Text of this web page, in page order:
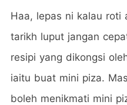
Haa, lepas ni kalau roti
tarikh luput jangan
resipi yang dikongsi
iaitu buat mini piza.
boleh menikmati mini